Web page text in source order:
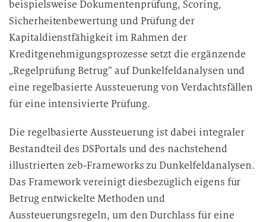
beispielsweise Dokumentenprüfung, Scoring,
Sicherheitenbewertung und Prüfung der
Kapitaldienstfähigkeit im Rahmen der
Kreditgenehmigungsprozesse setzt die ergänzende
„Regelprüfung Betrug“ auf Dunkelfeldanalysen und
eine regelbasierte Aussteuerung von Verdachtsfällen
für eine intensivierte Prüfung.
Die regelbasierte Aussteuerung ist dabei integraler
Bestandteil des DSPortals und des nachstehend
illustrierten zeb-Frameworks zu Dunkelfeldanalysen.
Das Framework vereinigt diesbezüglich eigens für
Betrug entwickelte Methoden und
Aussteuerungsregeln, um den Durchlass für eine